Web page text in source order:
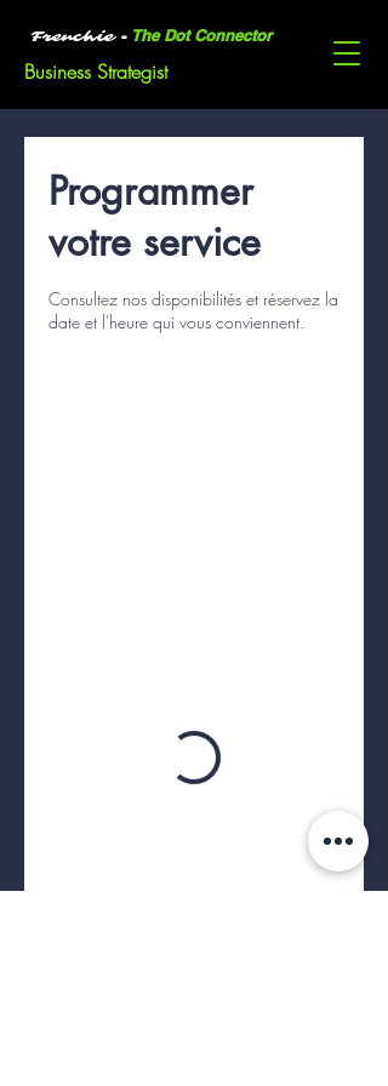
Frenchie -The Dot Connector
Business Strategist
Programmer
votre service
Consultez nos disponibilités et réservez la
date et l'heure qui vous conviennent.